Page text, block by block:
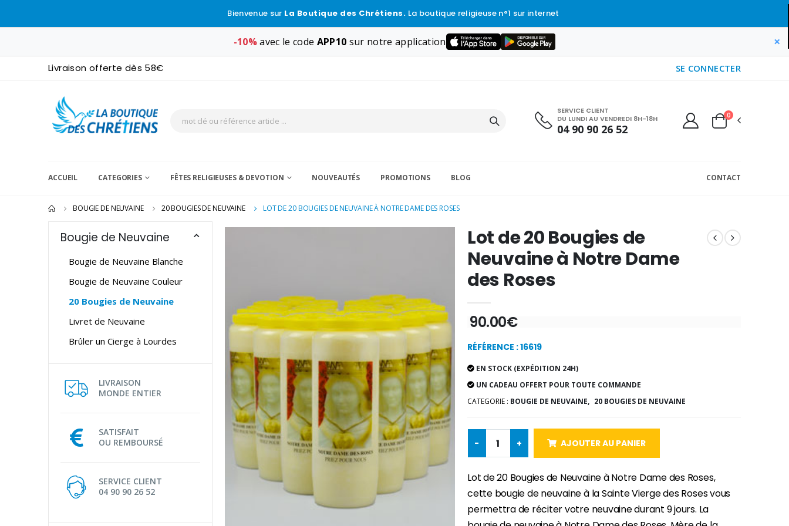
Bienvenue sur La Boutique des Chrétiens. La boutique religieuse n°1 sur internet
-10%avec le code APP10 sur notre application ×
Livraison offerte dès 58€ SE CONNECTER
SERVICE CLIENT
DU LUNDI AU VENDREDI 8H-18H
04 90 90 26 52
0
ACCUEIL CATEGORIES FÊTES RELIGIEUSES & DEVOTION NOUVEAUTÉS PROMOTIONS BLOG CONTACT
BOUGIE DE NEUVAINE 20 BOUGIES DE NEUVAINE LOT DE 20 BOUGIES DE NEUVAINE À NOTRE DAME DES ROSES
Bougie de Neuvaine
Bougie de Neuvaine Blanche
Bougie de Neuvaine Couleur
20 Bougies de Neuvaine
Livret de Neuvaine
Brûler un Cierge à Lourdes
LIVRAISON
MONDE ENTIER
SATISFAIT
OU REMBOURSÉ
SERVICE CLIENT
04 90 90 26 52
Lot de 20 Bougies de
Neuvaine à Notre Dame
des Roses
90.00€
RÉFÉRENCE : 16619
EN STOCK (EXPÉDITION 24H)
UN CADEAU OFFERT POUR TOUTE COMMANDE
CATEGORIE : BOUGIE DE NEUVAINE, 20 BOUGIES DE NEUVAINE
- + AJOUTER AU PANIER
Lot de 20 Bougies de Neuvaine à Notre Dame des Roses,
cette bougie de neuvaine à la Sainte Vierge des Roses vous
permettra de réciter votre neuvaine durant 9 jours. La